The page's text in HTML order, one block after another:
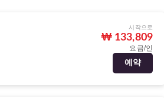
시작으로
₩ 133,809
요금/인
예약